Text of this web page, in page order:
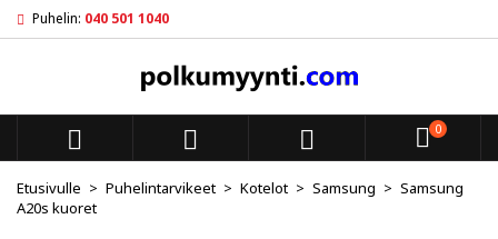
Puhelin: 040 501 1040
   0
Etusivulle Puhelintarvikeet Kotelot Samsung
Samsung
A20s kuoret
My wishlists
add_circle_outline
Create new list
Luo toivelista
Toivelistan nimi
Kirjaudu sisään
Sinun pitää olla kirjautunut jotta voit lisätä tuotteita